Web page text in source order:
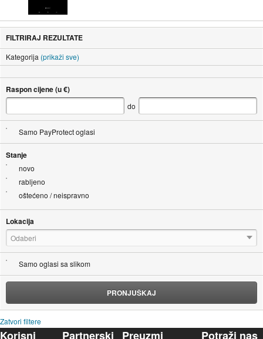
FILTRIRAJ REZULTATE
Kategorija (prikaži sve)
Raspon cijene (u €)
do
Samo PayProtect oglasi
Stanje
novo
rabljeno
oštećeno / neispravno
Lokacija
Odaberi
Samo oglasi sa slikom
PRONJUŠKAJ
Zatvori filtere
Korisni Partnerski Preuzmi Potraži nas